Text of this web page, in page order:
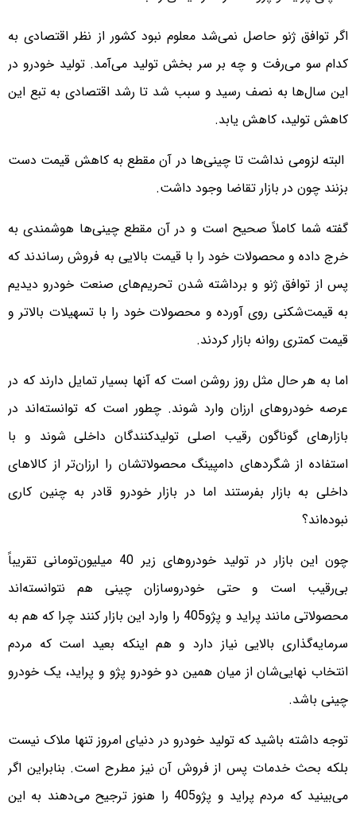
اگر توافق ژنو حاصل نمی‌شد معلوم نبود کشور از نظر اقتصادی به
کدام سو می‌رفت و چه بر سر بخش تولید می‌آمد. تولید خودرو در
این سال‌ها به نصف رسید و سبب شد تا رشد اقتصادی به تبع این
کاهش تولید، کاهش یابد.
‌‌ البته لزومی نداشت تا چینی‌ها در آن مقطع به کاهش قیمت دست
بزنند چون در بازار تقاضا وجود داشت.
گفته شما کاملاً صحیح است و در آن مقطع چینی‌ها هوشمندی به
خرج داده و محصولات خود را با قیمت بالایی به فروش رساندند که
پس از توافق ژنو و برداشته شدن تحریم‌های صنعت خودرو دیدیم
به قیمت‌شکنی روی آورده و محصولات خود را با تسهیلات بالاتر و
قیمت کمتری روانه بازار کردند.
اما به هر حال مثل روز روشن است که آنها بسیار تمایل دارند که در
عرصه خودروهای ارزان وارد شوند. چطور است که توانسته‌اند در
بازارهای گوناگون رقیب اصلی تولیدکنندگان داخلی شوند و با
استفاده از شگردهای دامپینگ محصولاتشان را ارزان‌تر از کالاهای
داخلی به بازار بفرستند اما در بازار خودرو قادر به چنین کاری
نبوده‌اند؟
چون این بازار در تولید خودروهای زیر 40 میلیون‌تومانی تقریباً
بی‌رقیب است و حتی خودروسازان چینی هم نتوانسته‌اند
محصولاتی مانند پراید و پژو‌405 را وارد این بازار کنند چرا که هم به
سرمایه‌گذاری بالایی نیاز دارد و هم اینکه بعید است که مردم
انتخاب نهایی‌شان از میان همین دو خودرو پژو و پراید، یک خودرو
چینی باشد.
توجه داشته باشید که تولید خودرو در دنیای امروز تنها ملاک نیست
بلکه بحث خدمات پس از فروش آن نیز مطرح است. بنابراین اگر
می‌بینید که مردم پراید و پژو‌405 را هنوز ترجیح می‌دهند به این